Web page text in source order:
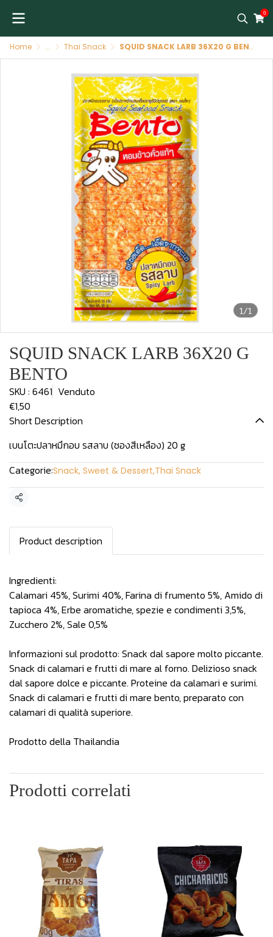
0
Home ... Thai Snack SQUID SNACK LARB 36X20 G BENTO
1/1
SQUID SNACK LARB 36X20 G
BENTO
SKU : 6461 Venduto
€1,50
Short Description
เบนโตะปลาหมึกอบ รสลาบ (ซองสีเหลือง) 20 g
Categorie:Snack, Sweet & Dessert,Thai Snack
Condividi
Product description
Ingredienti:
Calamari 45%, Surimi 40%, Farina di frumento 5%, Amido di
tapioca 4%, Erbe aromatiche, spezie e condimenti 3,5%,
Zucchero 2%, Sale 0,5%
Informazioni sul prodotto: Snack dal sapore molto piccante.
Snack di calamari e frutti di mare al forno. Delizioso snack
dal sapore dolce e piccante. Proteine ​​da calamari e surimi.
Snack di calamari e frutti di mare bento, preparato con
calamari di qualità superiore.
Prodotto della Thailandia
Prodotti correlati